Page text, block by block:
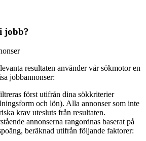
jobb?
resultaten använder vår sökmotor en
jobbannonser:
först utifrån dina sökkriterier
och lön). Alla annonser som inte
krav utesluts från resultaten.
annonserna rangordnas baserat på
beräknad utifrån följande faktorer: